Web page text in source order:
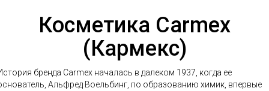
Косметика Carmex
(Кармекс)
бренда Carmex началась в далеком 1937, когда ее
Альфред Воельбинг, по образованию химик, впервые